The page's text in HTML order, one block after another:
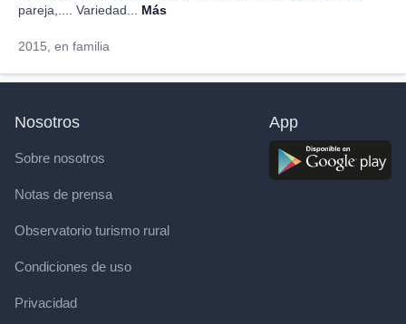
pareja,.... Variedad...
Más
2015, en familia
Nosotros
Sobre nosotros
Notas de prensa
Observatorio turismo rural
Condiciones de uso
Privacidad
App